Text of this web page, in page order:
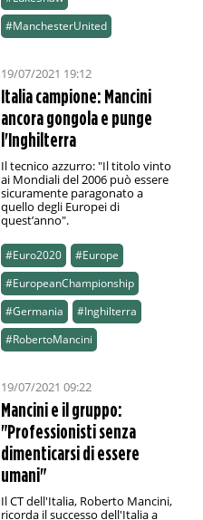
#ManchesterUnited
19/07/2021 19:12
Italia campione: Mancini
ancora gongola e punge
l'Inghilterra
Il tecnico azzurro: "Il titolo vinto
ai Mondiali del 2006 può essere
sicuramente paragonato a
quello degli Europei di
quest’anno".
#Euro2020
#Europe
#EuropeanChampionship
#Germania
#Inghilterra
#RobertoMancini
19/07/2021 09:22
Mancini e il gruppo:
"Professionisti senza
dimenticarsi di essere
umani"
Il CT dell'Italia, Roberto Mancini,
ricorda il successo dell'Italia a